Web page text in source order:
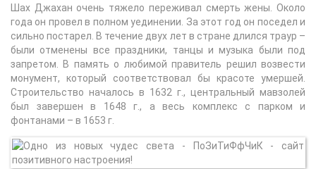
Шах Джахан очень тяжело переживал смерть жены. Около
года он провел в полном уединении. За этот год он поседел и
сильно постарел. В течение двух лет в стране длился траур –
были отменены все праздники, танцы и музыка были под
запретом. В память о любимой правитель решил возвести
монумент, который соответствовал бы красоте умершей.
Строительство началось в 1632 г., центральный мавзолей
был завершен в 1648 г., а весь комплекс с парком и
фонтанами – в 1653 г.